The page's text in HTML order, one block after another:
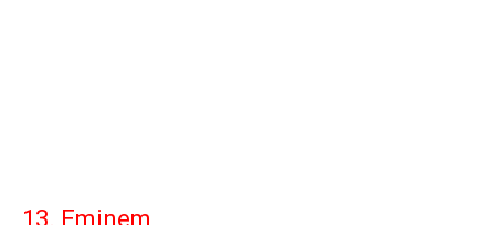
13. Eminem